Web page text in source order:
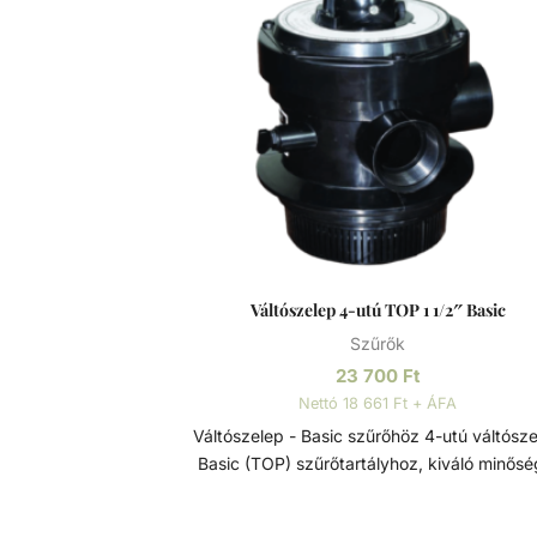
Precíziósan megtervezett öntisztító oldalsó
csatornák a kiegyensúlyozott áramlás és
visszamosás, valamint a könnyű
érdekében. Szűrőtartály A medence vizének
tisztaságát folyamatos vízforgatással és
tudjuk fenn tartani. Az álló vízben, melyet
nap, könnyedén elszaporodhatnak az algák
más szennyeződések, melyek nem csak a
rontják, de a fürdőzők egészségére is
segítségével az egészen finom
szűrőközegen.
Váltószelep 4-utú TOP 1 1/2″ Basic
Szűrők
23 700 Ft
Nettó 18 661 Ft + ÁFA
Váltószelep - Basic szűrőhöz 4-utú váltószelep
Basic (TOP) szűrőtartályhoz, kiváló